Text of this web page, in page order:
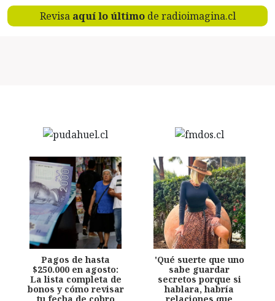
Revisa aquí lo últimode radioimagina.cl
Pagos de hasta
$250.000 en agosto:
La lista completa de
bonos y cómo revisar
'Qué suerte que uno
sabe guardar
secretos porque si
hablara, habría